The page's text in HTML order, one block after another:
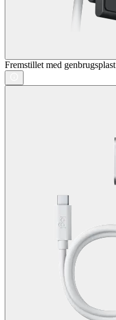
Fremstillet med genbrugsplast